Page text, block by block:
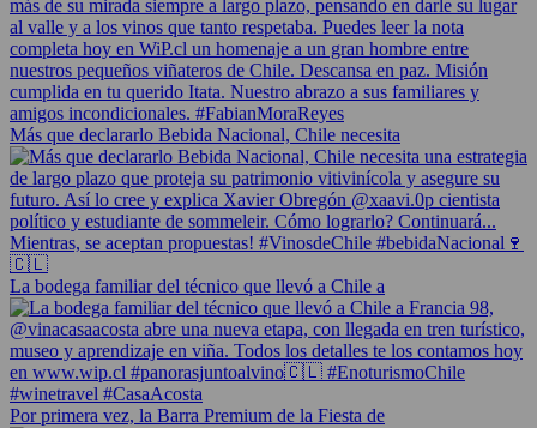
Más que declararlo Bebida Nacional, Chile necesita
La bodega familiar del técnico que llevó a Chile a
Por primera vez, la Barra Premium de la Fiesta de